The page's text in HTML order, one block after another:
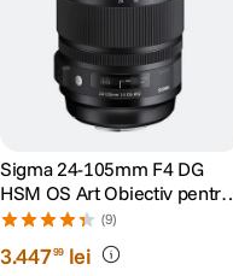
Sigma 24-105mm F4 DG
HSM OS Art Obiectiv pentru
Nikon FX
(9)
3.44799 lei